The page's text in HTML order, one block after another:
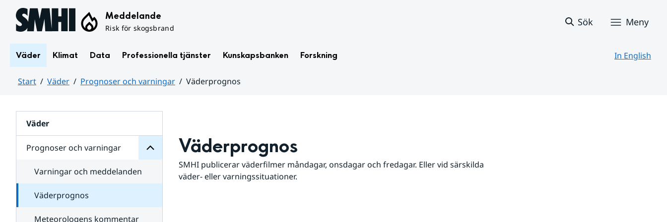
Hoppa till sidans innehåll Meddelande
Risk för skogsbrand
Sök Meny
Väder Klimat Data Professionella tjänster Kunskapsbanken Forskning In English
Start Väder Prognoser och varningar
Väderprognos
Väder
Prognoser och varningar
för
varningar
Varningar och meddelanden
Väderprognos
Meteorologens kommentar
Väderprognos
SMHI publicerar väderfilmer måndagar, onsdagar och fredagar. Eller vid särskilda
väder- eller varningssituationer.